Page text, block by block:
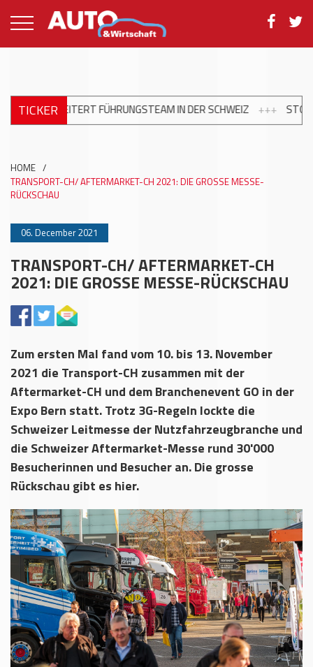
TICKER
IN DER SCHWEIZ +++ STOP&GO: MASSEUNABHÄNGIGER
HOME /
TRANSPORT-CH/ AFTERMARKET-CH 2021: DIE GROSSE MESSE-
RÜCKSCHAU
06. December 2021
TRANSPORT-CH/ AFTERMARKET-CH
2021: DIE GROSSE MESSE-RÜCKSCHAU
Zum ersten Mal fand vom 10. bis 13. November
2021 die Transport-CH zusammen mit der
Aftermarket-CH und dem Branchenevent GO in der
Expo Bern statt. Trotz 3G-Regeln lockte die
Schweizer Leitmesse der Nutzfahrzeugbranche und
die Schweizer Aftermarket-Messe rund 30'000
Besucherinnen und Besucher an. Die grosse
Rückschau gibt es hier.